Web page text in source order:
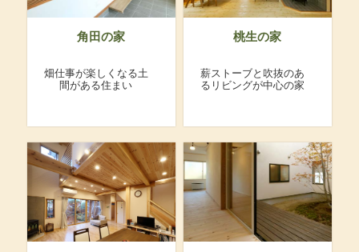
角田の家
畑仕事が楽しくなる土
間がある住まい
桃生の家
薪ストーブと吹抜のあ
るリビングが中心の家